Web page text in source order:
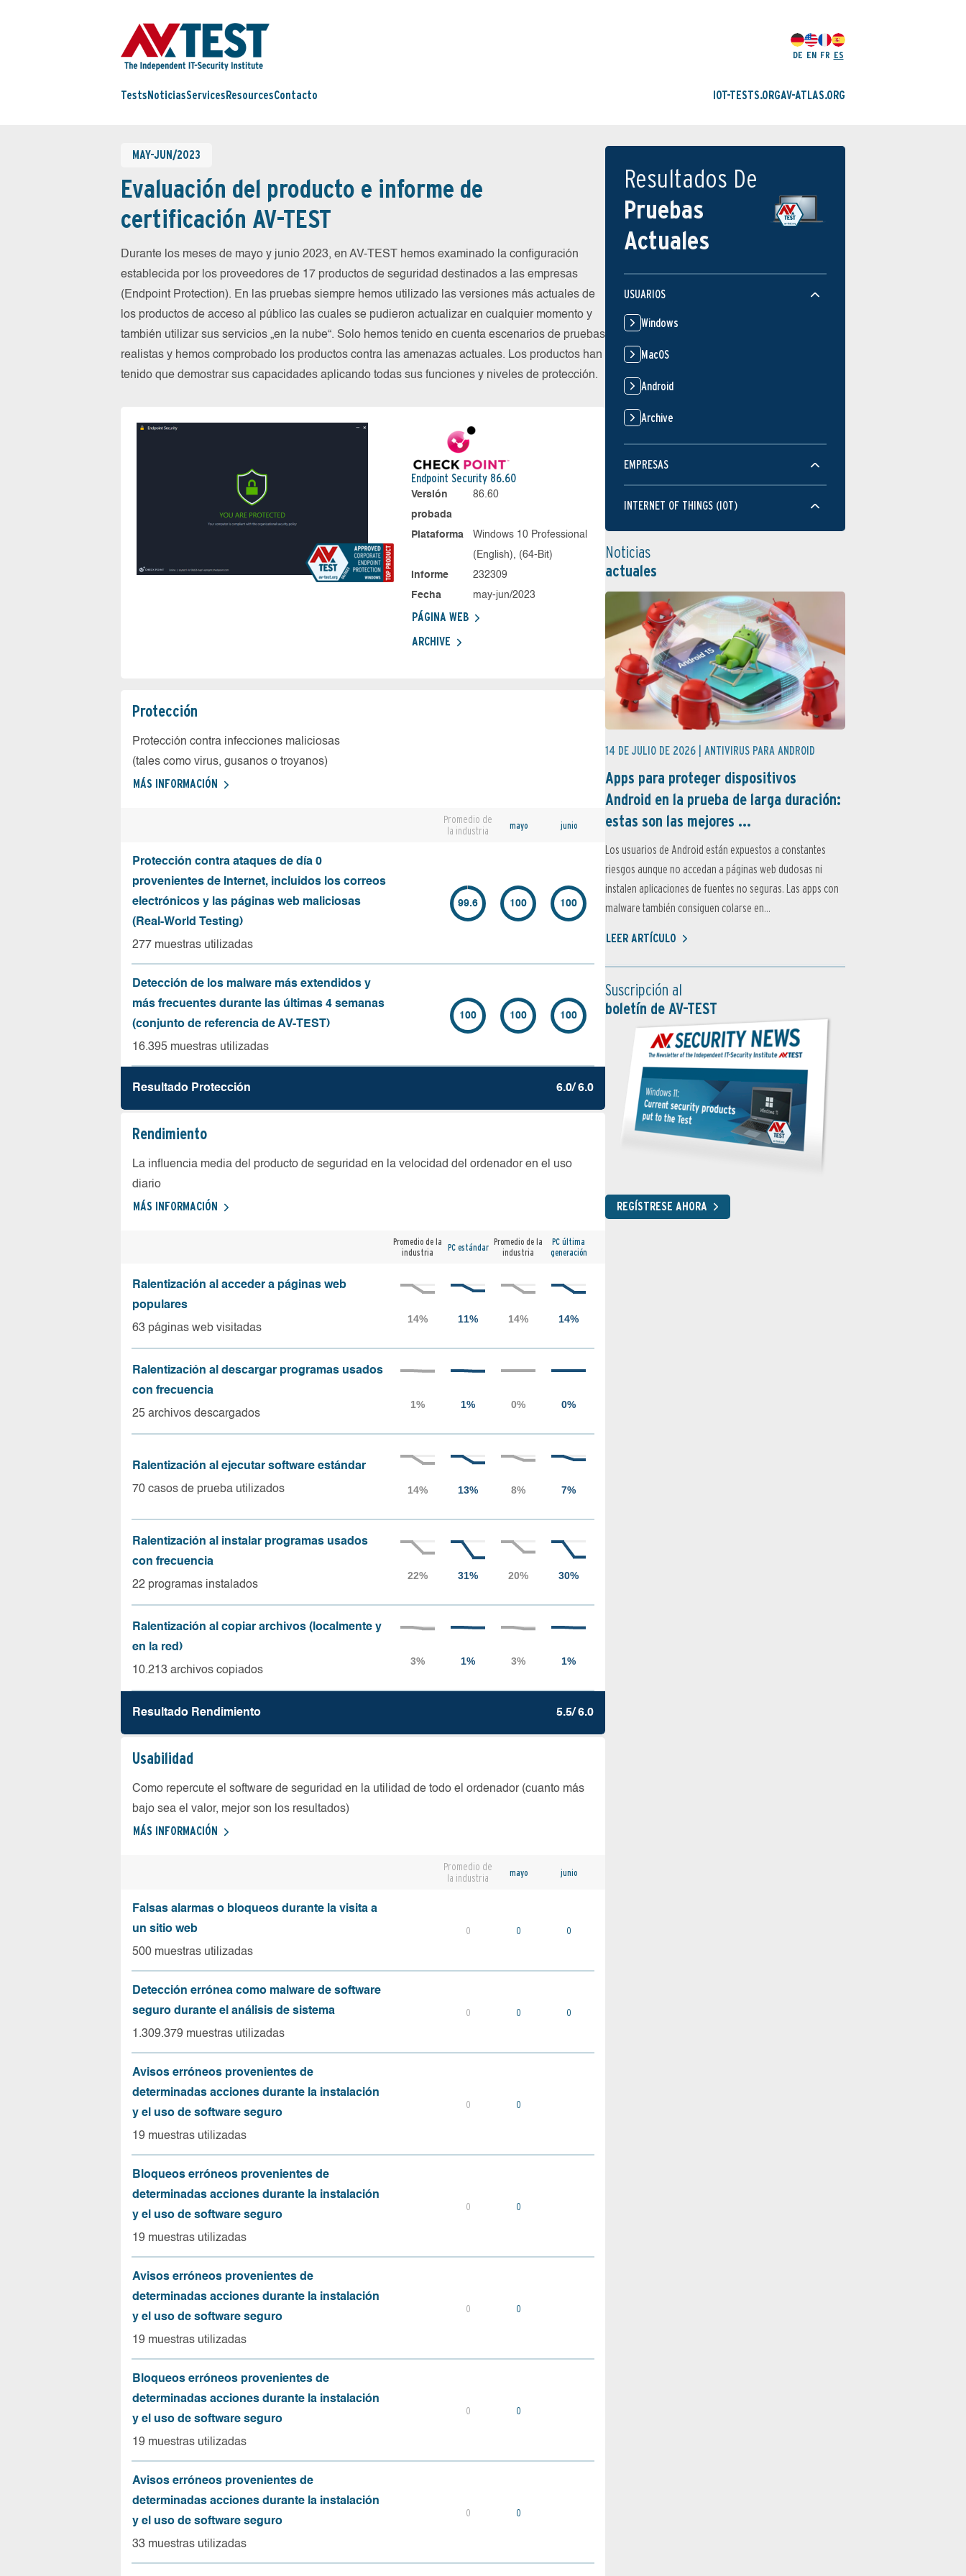
DE EN FR ES
Tests NoticiasServices ResourcesContacto IOT-TESTS.ORGAV-ATLAS.ORG
MAY-JUN/2023
Evaluación del producto e informe de
certificación AV-TEST
Durante los meses de mayo y junio 2023, en AV-TEST hemos examinado la configuración
establecida por los proveedores de 17 productos de seguridad destinados a las empresas
(Endpoint Protection). En las pruebas siempre hemos utilizado las versiones más actuales de
los productos de acceso al público las cuales se pudieron actualizar en cualquier momento y
también utilizar sus servicios „en la nube“. Solo hemos tenido en cuenta escenarios de pruebas
realistas y hemos comprobado los productos contra las amenazas actuales. Los productos han
tenido que demostrar sus capacidades aplicando todas sus funciones y niveles de protección.
Endpoint Security 86.60
Versión
probada
86.60
Plataforma
Windows 10 Professional
(English), (64-Bit)
Informe
232309
Fecha
may-jun/2023
PÁGINA WEB
ARCHIVE
Protección
Protección contra infecciones maliciosas
(tales como virus, gusanos o troyanos)
MÁS INFORMACIÓN
Promedio de
la industria
mayo junio
Protección contra ataques de día 0
provenientes de Internet, incluidos los correos
electrónicos y las páginas web maliciosas
(Real-World Testing)
277 muestras utilizadas
99.6 100 100
Detección de los malware más extendidos y
más frecuentes durante las últimas 4 semanas
(conjunto de referencia de AV-TEST)
16.395 muestras utilizadas
100 100 100
Resultado Protección 6.0/ 6.0
Rendimiento
La influencia media del producto de seguridad en la velocidad del ordenador en el uso
diario
MÁS INFORMACIÓN
Promedio de la
industria
PC estándar Promedio de la
industria
PC última
generación
Ralentización al acceder a páginas web
populares
63 páginas web visitadas
Ralentización al descargar programas usados
con frecuencia
25 archivos descargados
Ralentización al ejecutar software estándar
70 casos de prueba utilizados
Ralentización al instalar programas usados
con frecuencia
22 programas instalados
Ralentización al copiar archivos (localmente y
en la red)
10.213 archivos copiados
Resultado Rendimiento 5.5/ 6.0
Usabilidad
Como repercute el software de seguridad en la utilidad de todo el ordenador (cuanto más
bajo sea el valor, mejor son los resultados)
MÁS INFORMACIÓN
Promedio de
la industria
mayo junio
Falsas alarmas o bloqueos durante la visita a
un sitio web
500 muestras utilizadas
0 0 0
Detección errónea como malware de software
seguro durante el análisis de sistema
1.309.379 muestras utilizadas
0 0 0
Avisos erróneos provenientes de
determinadas acciones durante la instalación
y el uso de software seguro
19 muestras utilizadas
0 0
Bloqueos erróneos provenientes de
determinadas acciones durante la instalación
y el uso de software seguro
19 muestras utilizadas
0 0
Avisos erróneos provenientes de
determinadas acciones durante la instalación
y el uso de software seguro
19 muestras utilizadas
0 0
Bloqueos erróneos provenientes de
determinadas acciones durante la instalación
y el uso de software seguro
19 muestras utilizadas
0 0
Avisos erróneos provenientes de
determinadas acciones durante la instalación
y el uso de software seguro
33 muestras utilizadas
0 0
Resultados De
Pruebas
Actuales
USUARIOS
Windows
MacOS
Android
Archive
EMPRESAS
INTERNET OF THINGS (IOT)
Noticias
actuales
14 DE JULIO DE 2026 | ANTIVIRUS PARA ANDROID
Apps para proteger dispositivos
Android en la prueba de larga duración:
estas son las mejores ...
Los usuarios de Android están expuestos a constantes
riesgos aunque no accedan a páginas web dudosas ni
instalen aplicaciones de fuentes no seguras. Las apps con
malware también consiguen colarse en...
LEER ARTÍCULO
Suscripción al
boletín de AV-TEST
REGÍSTRESE AHORA